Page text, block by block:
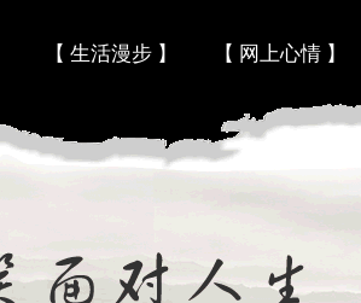
【 生活漫步 】 【 网上心情 】